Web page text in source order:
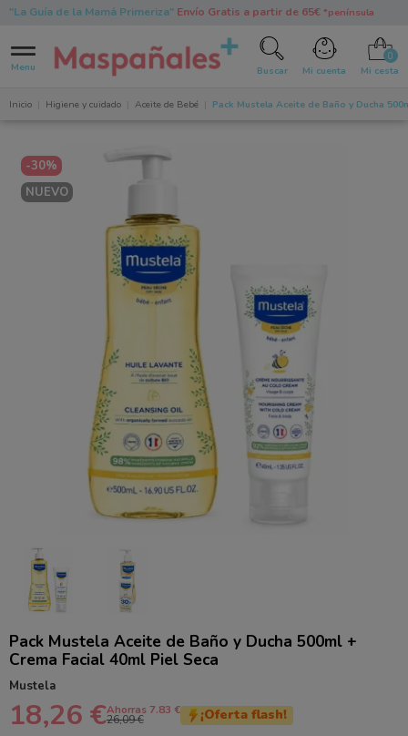
"La Guía de la Mamá Primeriza"Envío Gratis a partir de 65€ *península
Menu Buscar Mi cuenta Mi cesta
Inicio Higiene y cuidado Aceite de Bebé Pack Mustela Aceite de Baño y Ducha
-30%
NUEVO
Pack Mustela Aceite de Baño y Ducha 500ml +
Crema Facial 40ml Piel Seca
Mustela
18,26 €Ahorras 7.83 €
26,09 € ¡Oferta flash!